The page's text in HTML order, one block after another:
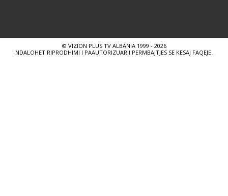
© VIZION PLUS TV ALBANIA 1999 - 2026
NDALOHET RIPRODHIMI I PAAUTORIZUAR I PERMBAJTJES SE KESAJ FAQEJE.